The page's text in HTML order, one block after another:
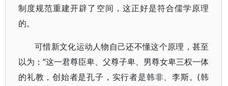
制度规范重建开辟了空间，这正好是符合儒学原理
的。
可惜新文化运动人物自己还不懂这个原理，甚至
以为：“这一君尊臣卑、父尊子卑、男尊女卑三权一体
的礼教，创始者是孔子，实行者是韩非、李斯。(韩